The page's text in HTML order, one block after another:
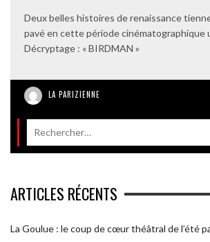
Deux belles histoires de renaissance
pavé en cette période cinématographique
Décryptage : « BIRDMAN »
LA PARIZIENNE
ARTICLES RÉCENTS
La Goulue : le coup de cœur théâtral de l’été